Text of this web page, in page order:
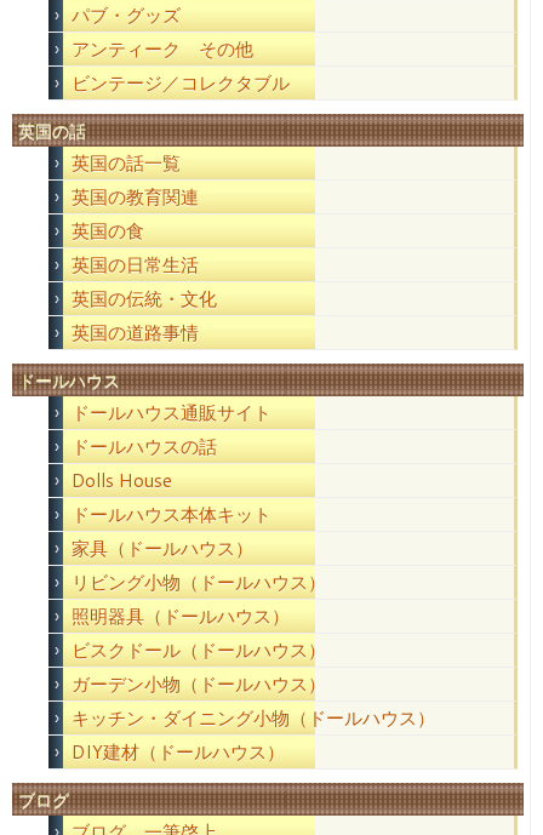
パブ・グッズ
アンティーク その他
ビンテージ／コレクタブル
英国の話
英国の話一覧
英国の教育関連
英国の食
英国の日常生活
英国の伝統・文化
英国の道路事情
ドールハウス
ドールハウス通販サイト
ドールハウスの話
Dolls House
ドールハウス本体キット
家具（ドールハウス）
リビング小物（ドールハウス）
照明器具（ドールハウス）
ビスクドール（ドールハウス）
ガーデン小物（ドールハウス）
キッチン・ダイニング小物（ドールハウス）
DIY建材（ドールハウス）
ブログ